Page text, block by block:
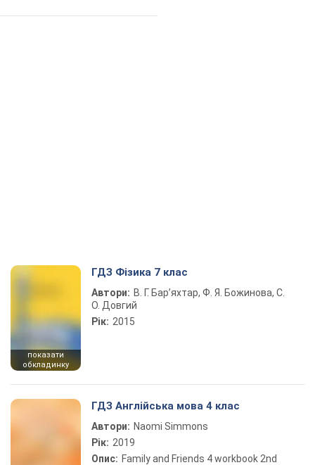
показати
обкладинку
ГДЗ Фізика 7 клас
Автори: В. Г. Бар’яхтар, Ф. Я. Божинова, С.
О. Довгий
Рік: 2015
ГДЗ Англійська мова 4 клас
Автори: Naomi Simmons
Рік: 2019
Опис: Family and Friends 4 workbook 2nd